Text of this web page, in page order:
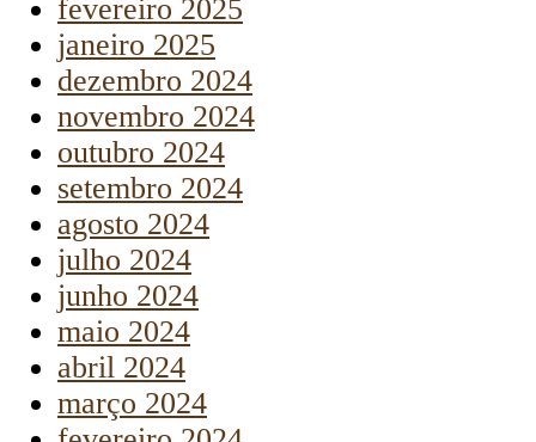
fevereiro 2025
janeiro 2025
dezembro 2024
novembro 2024
outubro 2024
setembro 2024
agosto 2024
julho 2024
junho 2024
maio 2024
abril 2024
março 2024